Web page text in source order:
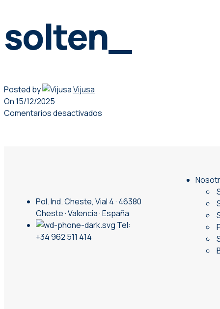
solten_
Posted by
Vijusa
On 15/12/2025
Comentarios desactivados
Pol. Ind. Cheste, Vial 4 · 46380
Cheste · Valencia · España
Tel:
+34 962 511 414